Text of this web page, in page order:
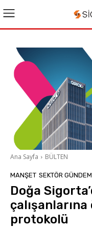
Ana Sayfa BÜLTEN
MANŞET SEKTÖR
Doğa
protokolü